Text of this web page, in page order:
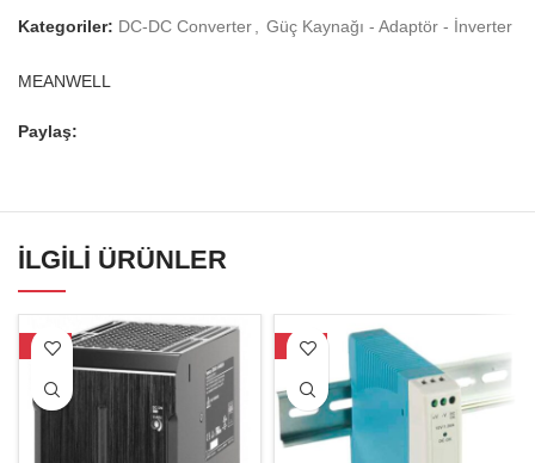
Kategoriler: DC-DC Converter Güç Kaynağı - Adaptör - İnverter
MEANWELL
Paylaş:
İLGILI ÜRÜNLER
-17% -19%